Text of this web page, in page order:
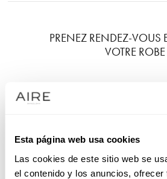
Esta página web usa cookies
Las cookies de este sitio web se
el contenido y los anuncios, ofrecer
PRENEZ RENDEZ-VOUS
VOTRE ROBE